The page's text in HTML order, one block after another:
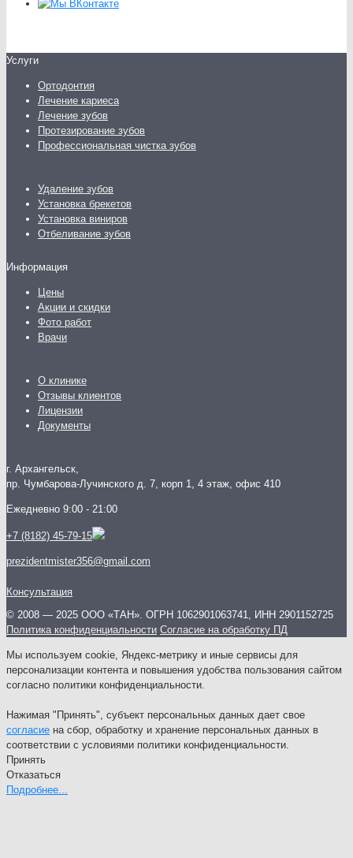
Услуги
Ортодонтия
Лечение кариеса
Лечение зубов
Протезирование зубов
Профессиональная чистка зубов
Удаление зубов
Установка брекетов
Установка виниров
Отбеливание зубов
Информация
Цены
Акции и скидки
Фото работ
Врачи
О клинике
Отзывы клиентов
Лицензии
Документы
г. Архангельск,
пр. Чумбарова-Лучинского д. 7, корп 1, 4 этаж, офис 410
Ежедневно 9:00 - 21:00
+7 (8182) 45-79-15
prezidentmister356@gmail.com
Консультация
© 2008 — 2025 ООО «ТАН». ОГРН 1062901063741, ИНН 2901152725
Политика конфиденциальности Согласие на обработку ПД
Мы используем cookie, Яндекс-метрику и иные сервисы для
персонализации контента и повышения удобства пользования сайтом
согласно политики конфиденциальности.
Нажимая "Принять", субъект персональных данных дает свое
согласие на сбор, обработку и хранение персональных данных в
соответствии с условиями политики конфиденциальности.
Принять
Отказаться
Подробнее...